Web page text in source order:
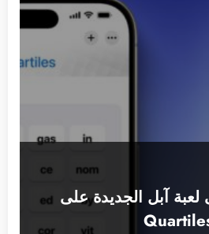
آبل الجديدة على